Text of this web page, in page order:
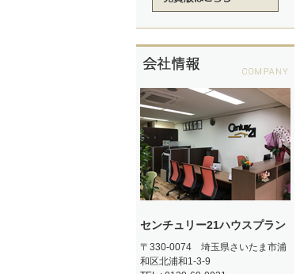
センチュリー21ハウスプラン
〒330-0074 埼玉県さいたま市浦
和区北浦和1-3-9